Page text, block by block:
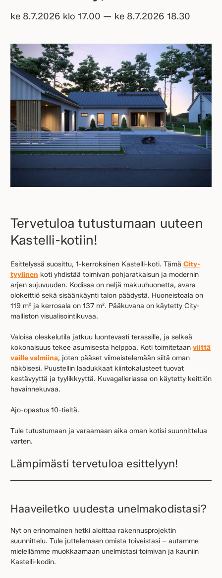
ke 8.7.2026 klo 17.00 — ke 8.7.2026 18.30
Tervetuloa tutustumaan uuteen
Kastelli-kotiin!
Esittelyssä suosittu, 1-kerroksinen Kastelli-koti. Tämä City-
tyylinen koti yhdistää toimivan pohjaratkaisun ja modernin
arjen sujuvuuden. Kodissa on neljä makuuhuonetta, avara
olokeittiö sekä sisäänkäynti talon päädystä. Huoneistoala on
119 m² ja kerrosala on 137 m². Pääkuvana on käytetty City-
malliston visualisointikuvaa.
Valoisa oleskelutila jatkuu luontevasti terassille, ja selkeä
kokonaisuus tekee asumisesta helppoa. Koti toimitetaan viittä
vaille valmiina, joten pääset viimeistelemään siitä oman
näköisesi. Puustellin laadukkaat kiintokalusteet tuovat
kestävyyttä ja tyylikkyyttä. Kuvagalleriassa on käytetty keittiön
havainnekuvaa.
Ajo-opastus 10-tieltä.
Tule tutustumaan ja varaamaan aika oman kotisi suunnittelua
varten.
Lämpimästi tervetuloa esittelyyn!
Haaveiletko uudesta unelmakodistasi?
Nyt on erinomainen hetki aloittaa rakennusprojektin
suunnittelu. Tule juttelemaan omista toiveistasi – autamme
mielellämme muokkaamaan unelmistasi toimivan ja kauniin
Kastelli-kodin.